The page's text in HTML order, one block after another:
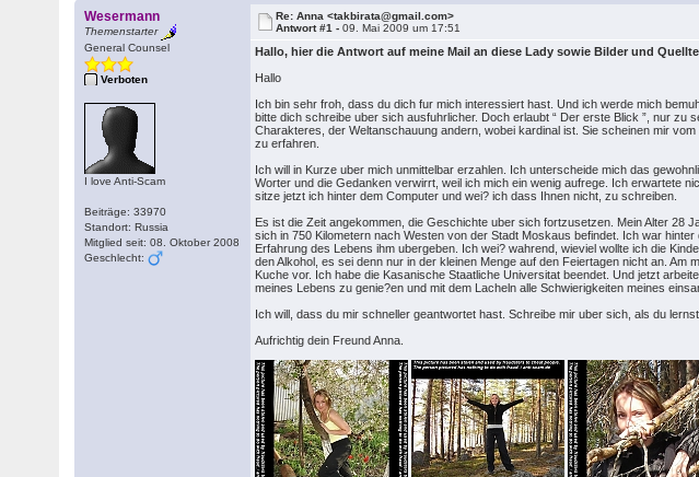
Wesermann
Themenstarter
General Counsel
Verboten
I love Anti-Scam
Beiträge: 33970
Standort: Russia
Mitglied seit: 08. Oktober 2008
Geschlecht:
Re: Anna <takbirata@gmail.com>
Antwort #1 -09. Mai 2009 um 17:51
Hallo, hier die Antwort auf meine Mail an diese Lady sowie Bilder und
Hallo
Ich bin sehr froh, dass du dich fur mich interessiert hast. Und ich werde mich
bitte dich schreibe uber sich ausfuhrlicher. Doch erlaubt “ Der erste Blick ”, nur
Charakteres, der Weltanschauung andern, wobei kardinal ist. Sie scheinen mir
zu erfahren.
Ich will in Kurze uber mich unmittelbar erzahlen. Ich unterscheide mich das
Worter und die Gedanken verwirrt, weil ich mich ein wenig aufrege. Ich erwartete
sitze jetzt ich hinter dem Computer und wei? ich dass Ihnen nicht, zu schreiben.
Es ist die Zeit angekommen, die Geschichte uber sich fortzusetzen. Mein Alter 28
sich in 750 Kilometern nach Westen von der Stadt Moskaus befindet. Ich war
Erfahrung des Lebens ihm ubergeben. Ich wei? wahrend, wieviel wollte ich die
den Alkohol, es sei denn nur in der kleinen Menge auf den Feiertagen nicht an.
Kuche vor. Ich habe die Kasanische Staatliche Universitat beendet. Und jetzt
meines Lebens zu genie?en und mit dem Lacheln alle Schwierigkeiten meines
Ich will, dass du mir schneller geantwortet hast. Schreibe mir uber sich, als du
Aufrichtig dein Freund Anna.